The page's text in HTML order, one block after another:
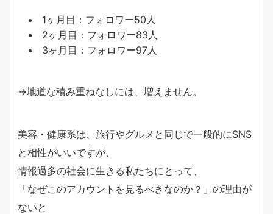
1ヶ月目：フォロワー50人
2ヶ月目：フォロワー83人
3ヶ月目：フォロワー97人
→地道な積み重ねなしには、増えません。
美容・健康系は、 旅行やグルメと同じで一般的にSNS
と相性がいいですが、
情報過多の社会に生きる私たちにとって、
「なぜこのアカウントを見るべきなのか？」の理由が
ないと